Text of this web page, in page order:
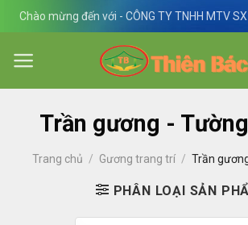
Skip
content
Chào mừng đến với - CÔNG TY TNHH MTV
Trần gương -
Trang chủ / Gương trang trí / Trần
PHÂN LOẠI SẢN